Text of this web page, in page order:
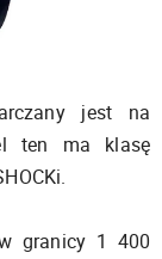
jest na
ten ma klasę
granicy 1 400